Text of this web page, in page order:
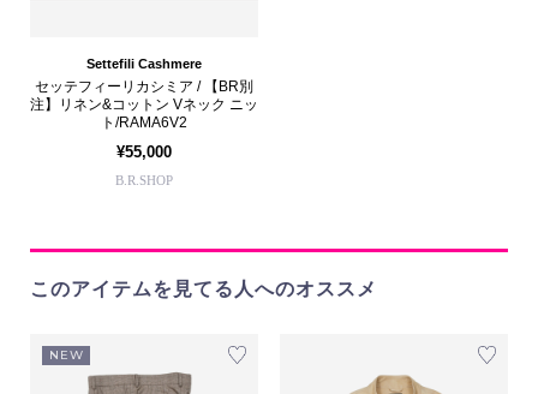
Settefili Cashmere
セッテフィーリカシミア / 【BR別
注】リネン&コットン Vネック ニッ
ト/RAMA6V2
¥55,000
B.R.SHOP
このアイテムを見てる人へのオススメ
NEW